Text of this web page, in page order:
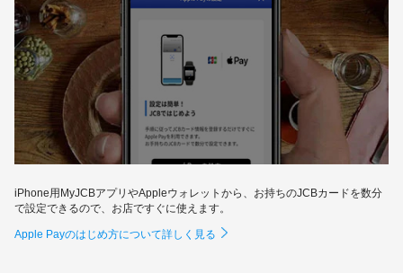
iPhone用MyJCBアプリやAppleウォレットから、お持ちのJCBカードを数分
で設定できるので、お店ですぐに使えます。
Apple Payのはじめ方について詳しく見る